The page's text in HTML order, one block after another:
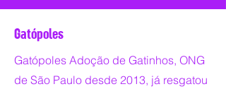
Gatópoles
Gatópoles Adoção de Gatinhos, ONG
de São Paulo desde 2013, já resgatou